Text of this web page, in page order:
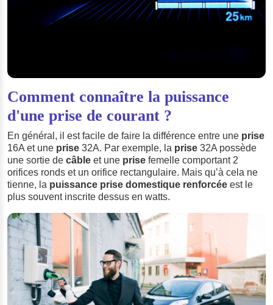
Comment connaître la puissance
d'une prise de courant ?
En général, il est facile de faire la différence entre une prise
16A et une prise 32A. Par exemple, la prise 32A possède
une sortie de câble et une prise femelle comportant 2
orifices ronds et un orifice rectangulaire. Mais qu’à cela ne
tienne, la puissance prise domestique renforcée est le
plus souvent inscrite dessus en watts.